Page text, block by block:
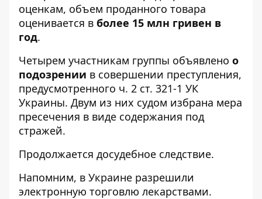
оценкам, объем проданного товара
оценивается в более 15 млн гривен в
год.
Четырем участникам группы объявлено о
подозрении в совершении преступления,
предусмотренного ч. 2 ст. 321-1 УК
Украины. Двум из них судом избрана мера
пресечения в виде содержания под
стражей.
Продолжается досудебное следствие.
Напомним, в Украине разрешили
электронную торговлю лекарствами.